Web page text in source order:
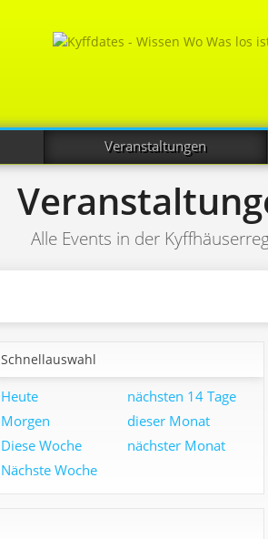
Veranstaltungen
Alle Events in der
Schnellauswahl
Heute
Morgen
Diese Woche
Nächste Woche
nächsten 14 Tage
dieser Monat
nächster Monat